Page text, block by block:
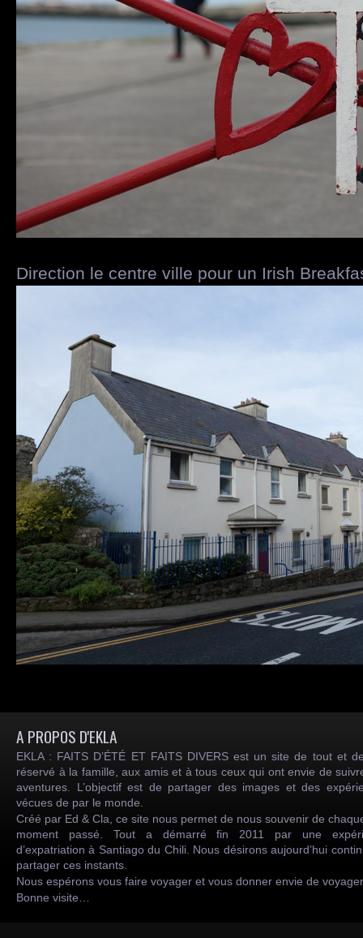
Direction le centre ville pour un Irish
A PROPOS D'EKLA
EKLA : FAITS D’ÉTÉ ET FAITS DIVERS est un site de tout et
réservé à la famille, aux amis et à tous ceux qui ont envie de
aventures. L’objectif est de partager des images et des
vécues de par le monde.
Créé par Ed & Cla, ce site nous permet de nous souvenir de
moment passé. Tout a démarré fin 2011 par une
d’expatriation à Santiago du Chili. Nous désirons aujourd’hui
partager ces instants.
Nous espérons vous faire voyager et vous donner envie de
Bonne visite…